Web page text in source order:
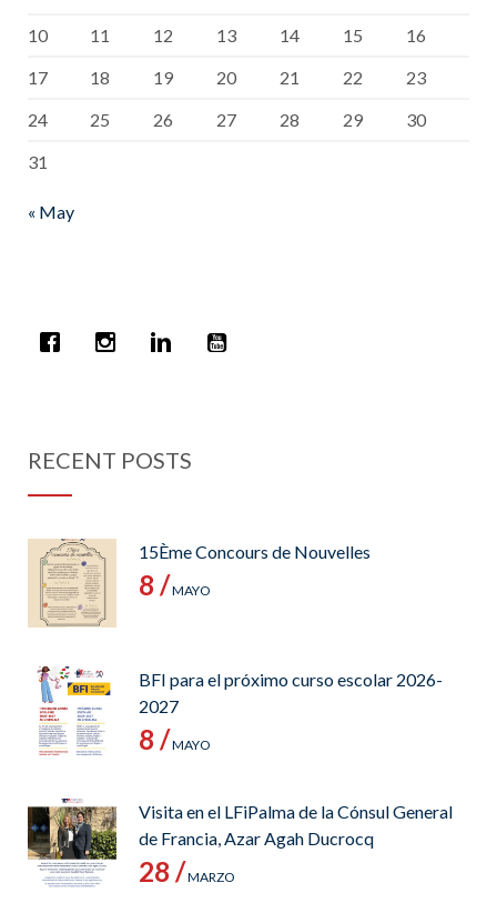
10
11 12 13 14 15
16
17
18 19 20 21 22
23
24
25 26 27 28 29
30
31
« May
RECENT POSTS
15Ème Concours de Nouvelles
8 /MAYO
BFI para el próximo curso escolar 2026-
2027
8 /MAYO
Visita en el LFiPalma de la Cónsul General
de Francia, Azar Agah Ducrocq
28 /MARZO